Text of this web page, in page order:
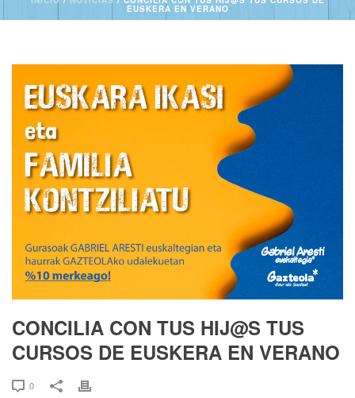
EUSKERA EN VERANO
CONCILIA CON TUS HIJ@S TUS
CURSOS DE EUSKERA EN VERANO
0